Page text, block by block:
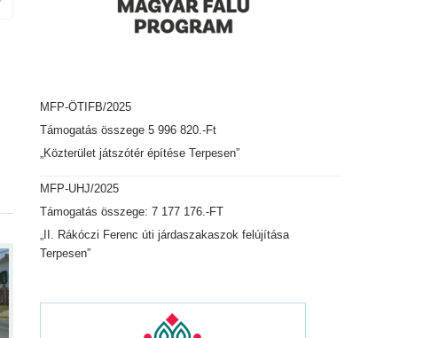
MFP-ÖTIFB/2025
Támogatás összege 5 996 820.-Ft
„Közterület játszótér építése Terpesen”
MFP-UHJ/2025
Támogatás összege: 7 177 176.-FT
„II. Rákóczi Ferenc úti járdaszakaszok felújítása
Terpesen”